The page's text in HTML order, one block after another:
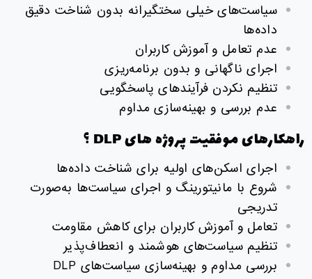
سیاست‌های خیلی سختگیرانه بدون شناخت دقیق
داده‌ها
عدم تعامل و آموزش کاربران
اجرای ناگهانی و بدون برنامه‌ریزی
تنظیم نکردن فرآیندهای پاسخگویی
عدم بررسی و بهینه‌سازی مداوم
راهکارهای موفقیت پروژه های DLP ؟
اجرای اسکن‌های اولیه برای شناخت داده‌ها
شروع با مانیتورینگ و اجرای سیاست‌ها به‌صورت
تدریجی
تعامل و آموزش کاربران برای کاهش مقاومت
تنظیم سیاست‌های هوشمند و انعطاف‌پذیر
بررسی مداوم و بهینه‌سازی سیاست‌های DLP